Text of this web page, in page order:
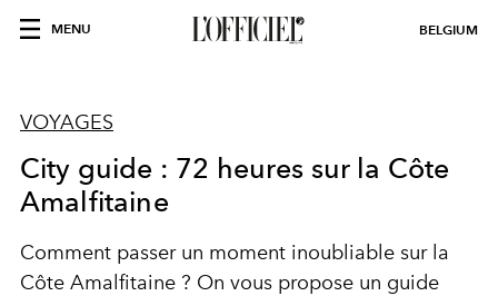
MENU BELGIUM
VOYAGES
City guide : 72 heures sur la Côte
Amalfitaine
Comment passer un moment inoubliable sur la
Côte Amalfitaine ? On vous propose un guide